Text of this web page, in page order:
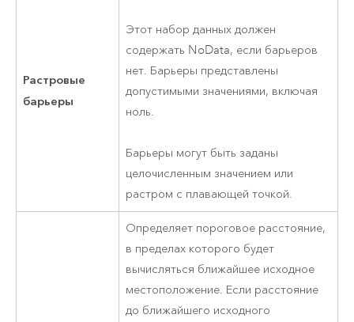
Растровые
барьеры
Этот набор данных должен
содержать NoData, если барьеров
нет. Барьеры представлены
допустимыми значениями, включая
ноль.
Барьеры могут быть заданы
целочисленным значением или
растром с плавающей точкой.
Определяет пороговое расстояние,
в пределах которого будет
вычисляться ближайшее исходное
местоположение. Если расстояние
до ближайшего исходного